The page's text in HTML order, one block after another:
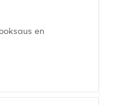
en